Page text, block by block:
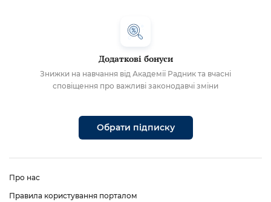
Додаткові бонуси
Знижки на навчання від Академії Радник та вчасні
сповіщення про важливі законодавчі зміни
Обрати підписку
Про нас
Правила користування порталом